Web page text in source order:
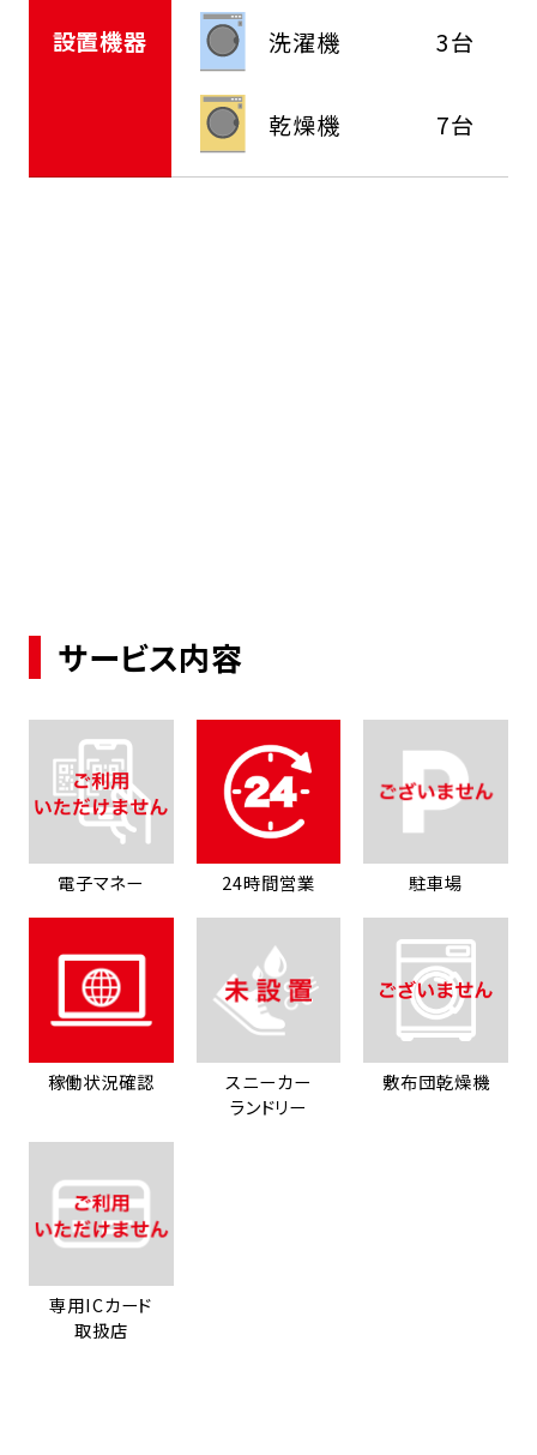
設置機器 洗濯機 3台
乾燥機 7台
サービス内容
電子マネー 24時間営業 駐車場
稼働状況確認
スニーカー
ランドリー
敷布団乾燥機
専用ICカード
取扱店